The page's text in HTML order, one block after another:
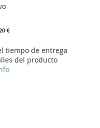
€
tiempo de entrega
del producto